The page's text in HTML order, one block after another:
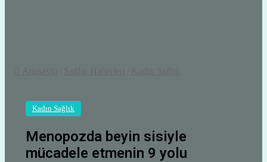
Kadın Sağlık
Menopozda beyin sisiyle
mücadele etmenin 9 yolu